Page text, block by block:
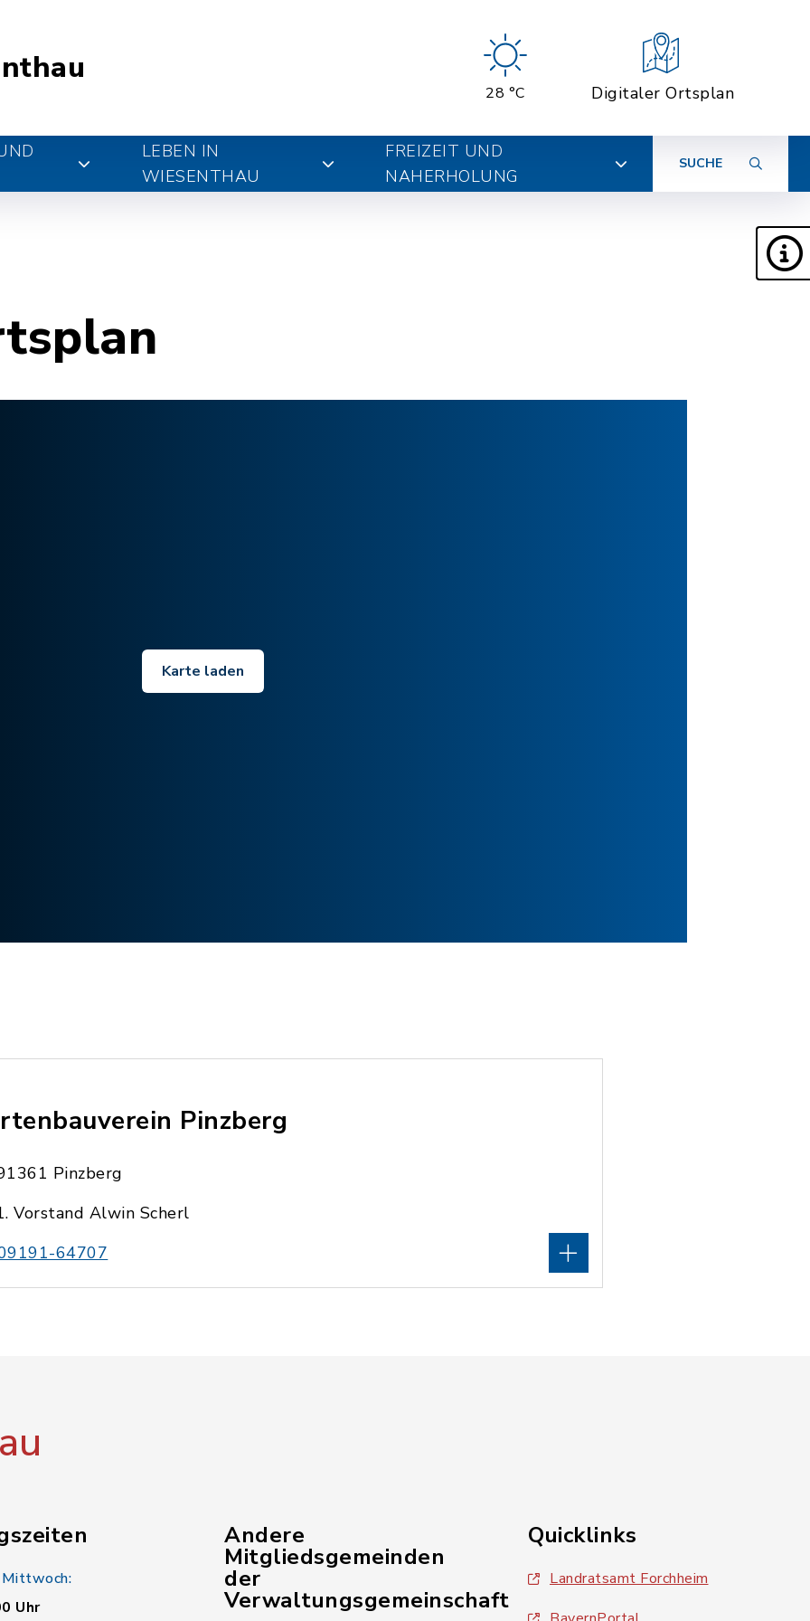
28 °C Digitaler Ortsplan
LEBEN IN
WIESENTHAU
FREIZEIT UND
NAHERHOLUNG
SUCHE
Karte laden
Pinzberg
Pinzberg
Vorstand Alwin Scherl
64707
Uhr
Andere
Mitgliedsgemeinden
der
Verwaltungsgemeinschaft
Quicklinks
Landratsamt Forchheim